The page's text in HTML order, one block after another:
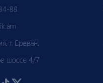
88
г. Ереван,
шоссе 4/7